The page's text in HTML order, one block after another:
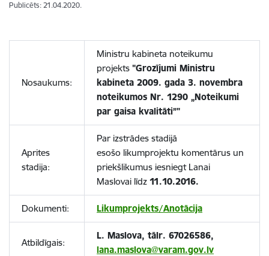
Publicēts: 21.04.2020.
Nosaukums:
Ministru kabineta noteikumu
projekts "Grozījumi Ministru
kabineta 2009. gada 3. novembra
noteikumos Nr. 1290 „Noteikumi
par gaisa kvalitāti”"
Aprites
stadija:
Par izstrādes stadijā
esošo likumprojektu komentārus un
priekšlikumus iesniegt Lanai
Maslovai līdz 11.10.2016.
Dokumenti: Likumprojekts/Anotācija
Atbildīgais:
L. Maslova, tālr. 67026586,
lana.maslova@varam.gov.lv